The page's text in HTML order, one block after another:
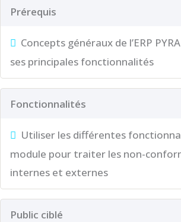
Prérequis
Concepts généraux de l’ERP
ses principales fonctionnalités
Fonctionnalités
Utiliser les différentes
module pour traiter les non-
internes et externes
Public ciblé